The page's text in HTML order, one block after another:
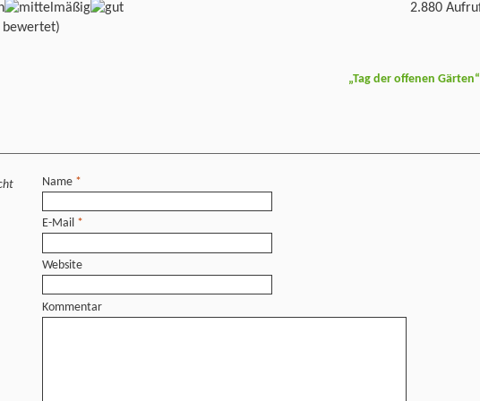
bewertet)
2.880
„Tag der offenen Gärten“
Name *
E-Mail *
Website
Kommentar